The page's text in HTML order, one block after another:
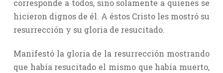
corresponde a todos, sino solamente a quienes se
hicieron dignos de él. A éstos Cristo les mostró su
resurrección y su gloria de resucitado.
Manifestó la gloria de la resurrección mostrando
que había resucitado el mismo que había muerto,